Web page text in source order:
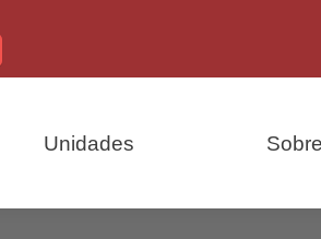
Unidades